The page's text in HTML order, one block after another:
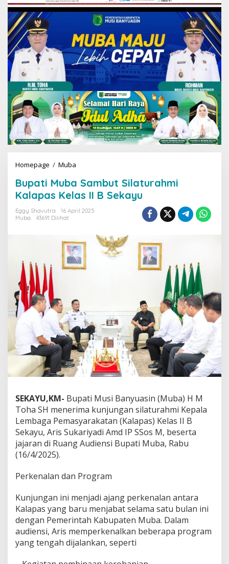
Homepage / Muba
p
a
t
i
a
S
a
t
S
i
l
a
t
u
r
i
K
a
l
a
p
K
l
s
I
I
B
e
Bupati Muba Sambut Silaturahmi
Kalapas Kelas II B Sekayu
Eggy Shavutra
16 April 2025
Muba
43691 Dilihat
SEKAYU,KM- Bupati Musi Banyuasin (Muba) H M
Toha SH menerima kunjungan silaturahmi Kepala
Lembaga Pemasyarakatan (Kalapas) Kelas II B
Sekayu, Aris Sukariyadi Amd IP SSos M, beserta
jajaran di Ruang Audiensi Bupati Muba, Rabu
(16/4/2025).
Perkenalan dan Program
Kunjungan ini menjadi ajang perkenalan antara
Kalapas yang baru menjabat selama satu bulan ini
dengan Pemerintah Kabupaten Muba. Dalam
audiensi, Aris memperkenalkan beberapa program
yang tengah dijalankan, seperti